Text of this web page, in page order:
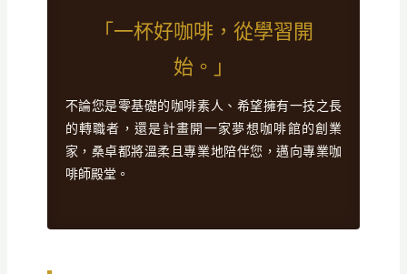
「一杯好咖啡，從學習開
始。」
不論您是零基礎的咖啡素人、希望擁有一技之長
的轉職者，還是計畫開一家夢想咖啡館的創業
家，桑卓都將溫柔且專業地陪伴您，邁向專業咖
啡師殿堂。